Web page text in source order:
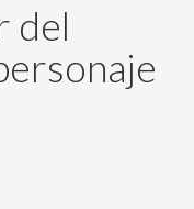
del